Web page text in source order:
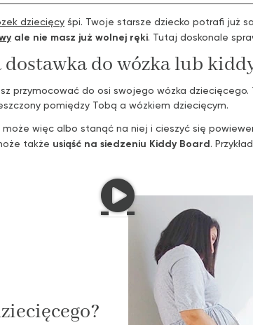
dziecięcy śpi. Twoje starsze dziecko potrafi już
ale nie masz już wolnej ręki. Tutaj doskonale
do wózka lub
przymocować do osi swojego wózka
pomiędzy Tobą a wózkiem dziecięcym.
może więc albo stanąć na niej i cieszyć się
także usiąść na siedzeniu Kiddy Board.